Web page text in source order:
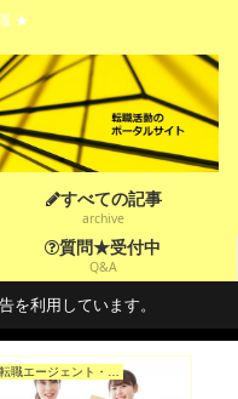
★
すべての記事
archive
質問★受付中
Q&A
を利用しています。